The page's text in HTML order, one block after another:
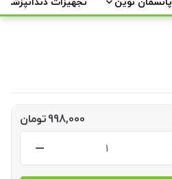
998,000تومان